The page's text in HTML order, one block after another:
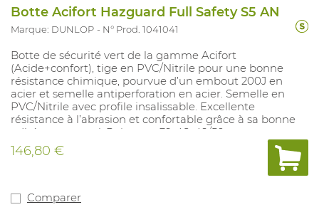
Botte Acifort Hazguard Full Safety S5 AN
Marque: DUNLOP N° Prod. 1041041
Botte de sécurité vert de la gamme Acifort
(Acide+confort), tige en PVC/Nitrile pour une bonne
résistance chimique, pourvue d’un embout 200J en
acier et semelle antiperforation en acier. Semelle en
PVC/Nitrile avec profile insalissable. Excellente
résistance à l’abrasion et confortable grâce à sa bonne
adhérence au sol. Pointures:39-48, 49/50.
146,80 €
Comparer